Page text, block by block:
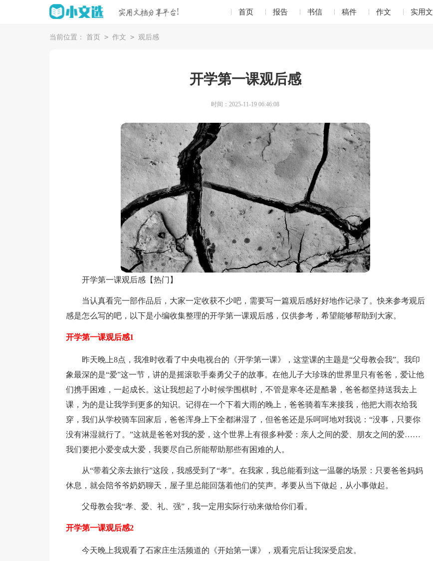
首页 报告 书信 稿件 作文 实用文
当前位置： 首页 > 作文 > 观后感
开学第一课观后感
时间：2025-11-19 06:46:08
开学第一课观后感【热门】
当认真看完一部作品后，大家一定收获不少吧，需要写一篇观后感好好地作记录了。快来参考观后
感是怎么写的吧，以下是小编收集整理的开学第一课观后感，仅供参考，希望能够帮助到大家。
开学第一课观后感1
昨天晚上8点，我准时收看了中央电视台的《开学第一课》，这堂课的主题是“父母教会我”。我印
象最深的是“爱”这一节，讲的是摇滚歌手秦勇父子的故事。在他儿子大珍珠的世界里只有爸爸，爱让他
们携手困难，一起成长。这让我想起了小时候学围棋时，不管是寒冬还是酷暑，爸爸都坚持送我去上
课，为的是让我学到更多的知识。记得在一个下着大雨的晚上，爸爸骑着车来接我，他把大雨衣给我
穿，我们从学校骑车回家后，爸爸浑身上下全都淋湿了，但爸爸还是乐呵呵地对我说：“没事，只要你
没有淋湿就行了。”这就是爸爸对我的爱，这个世界上有很多种爱：亲人之间的爱、朋友之间的爱……
我们要把小爱变成大爱，我要尽自己所能帮助那些有困难的人。
从“带着父亲去旅行”这段，我感受到了“孝”。在我家，我总能看到这一温馨的场景：只要爸爸妈妈
休息，就会陪爷爷奶奶聊天，屋子里总能回荡着他们的笑声。孝要从当下做起，从小事做起。
父母教会我“孝、爱、礼、强”，我一定用实际行动来做给你们看。
开学第一课观后感2
今天晚上我观看了石家庄生活频道的《开始第一课》，观看完后让我深受启发。